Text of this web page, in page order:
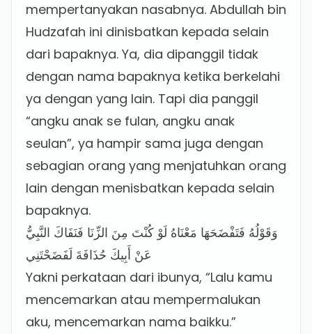
mempertanyakan nasabnya. Abdullah bin
Hudzafah ini dinisbatkan kepada selain
dari bapaknya. Ya, dia dipanggil tidak
dengan nama bapaknya ketika berkelahi
ya dengan yang lain. Tapi dia panggil
“angku anak se fulan, angku anak
seulan”, ya hampir sama juga dengan
sebagian orang yang menjatuhkan orang
lain dengan menisbatkan kepada selain
bapaknya.
وَقَوْلُهُ فَتَفْضَحَهَا مَعْنَاهُ لَوْ كُنْتَ مِنَ الزِّنَا فَنَفَاكَ النَّبِيُّ
عَنْ أَبِيكَ حُذَافَةَ لَفَضَحْتَنِي
Yakni perkataan dari ibunya, “Lalu kamu
mencemarkan atau mempermalukan
aku, mencemarkan nama baikku.”